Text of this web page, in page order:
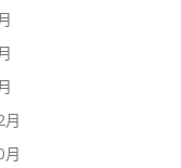
月
月